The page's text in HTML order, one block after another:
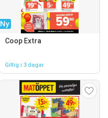
Ny
Coop Extra
Giltig i 3 dagar